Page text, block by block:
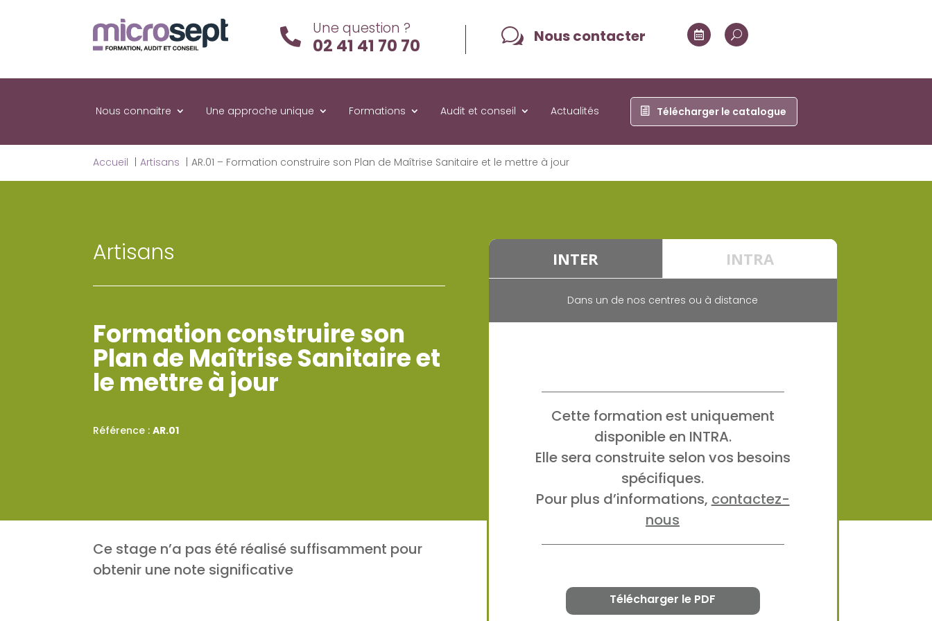
 Une question ?
02 41 41 70 70 w Nous contacter  U
Nous connaitre Une approche unique Formations Audit et conseil Actualités Télécharger le catalogue
Accueil Artisans AR.01 – Formation construire son Plan de Maîtrise Sanitaire et le mettre à jour
Artisans
Formation construire son
Plan de Maîtrise Sanitaire et
le mettre à jour
Référence :AR.01
INTER INTRA
Dans un de nos centres ou à distance
Cette formation est uniquement
disponible en INTRA.
Elle sera construite selon vos besoins
spécifiques.
Pour plus d’informations, contactez-
nous
Télécharger le PDF
Ce stage n’a pas été réalisé suffisamment pour
obtenir une note significative